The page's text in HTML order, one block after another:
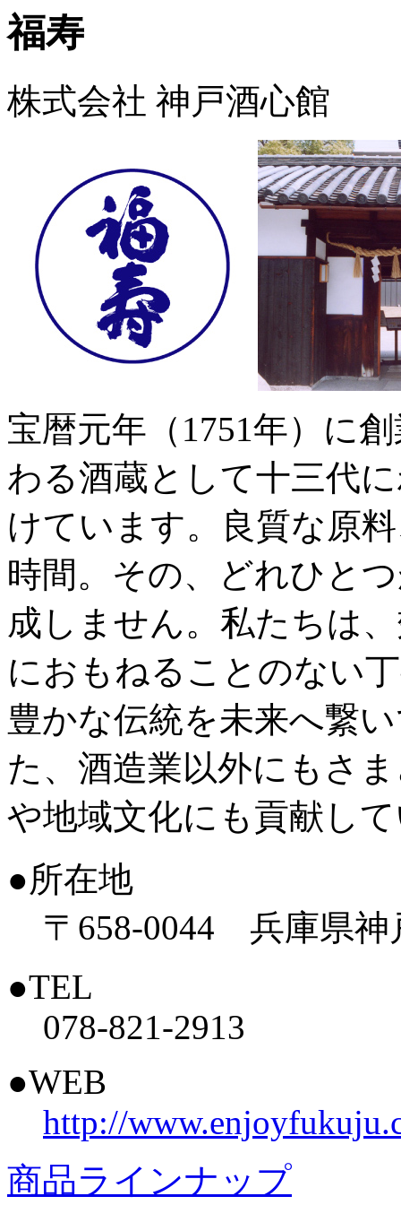
福寿
株式会社 神戸酒心館
宝暦元年（1751年）に
わる酒蔵として十三代
けています。良質な原
時間。その、どれひと
成しません。私たちは
におもねることのない
豊かな伝統を未来へ繋
た、酒造業以外にもさ
や地域文化にも貢献し
●所在地
〒658-0044 兵庫県神
●TEL
078-821-2913
●WEB
http://
商品ラインナップ